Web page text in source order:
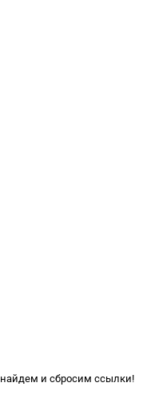
и сбросим ссылки!